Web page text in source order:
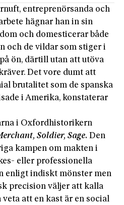
entreprenörsanda och
hägnar han in sin
och domesticerar både
och de vildar som stiger i
ön, därtill utan att utöva
Det vore dumt att
brutalitet som de spanska
i Amerika, konstaterar
i Oxfordhistorikern
Soldier, Sage.Den
kampen om makten i
eller professionella
enligt indiskt mönster men
precision väljer att kalla
att en kast är en social